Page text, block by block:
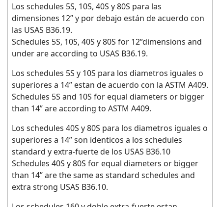
Los schedules 5S, 10S, 40S y 80S para las
dimensiones 12” y por debajo están de acuerdo con
las USAS B36.19.
Schedules 5S, 10S, 40S y 80S for 12”dimensions and
under are according to USAS B36.19.
Los schedules 5S y 10S para los diametros iguales o
superiores a 14” estan de acuerdo con la ASTM A409.
Schedules 5S and 10S for equal diameters or bigger
than 14” are according to ASTM A409.
Los schedules 40S y 80S para los diametros iguales o
superiores a 14” son identicos a los schedules
standard y extra-fuerte de los USAS B36.10
Schedules 40S y 80S for equal diameters or bigger
than 14” are the same as standard schedules and
extra strong USAS B36.10.